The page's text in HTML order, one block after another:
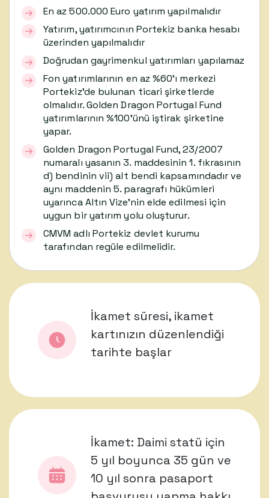
En az 500.000 Euro yatırım yapılmalıdır
Yatırım, yatırımcının Portekiz banka hesabı
üzerinden yapılmalıdır
Doğrudan gayrimenkul yatırımları yapılamaz
Fon yatırımlarının en az %60’ı merkezi
Portekiz’de bulunan ticari şirketlerde
olmalıdır. Golden Dragon Portugal Fund
yatırımlarının %100’ünü iştirak şirketine
yapar.
Golden Dragon Portugal Fund, 23/2007
numaralı yasanın 3. maddesinin 1. fıkrasının
d) bendinin vii) alt bendi kapsamındadır ve
aynı maddenin 5. paragrafı hükümleri
uyarınca Altın Vize’nin elde edilmesi için
uygun bir yatırım yolu oluşturur.
CMVM adlı Portekiz devlet kurumu
tarafından regüle edilmelidir.
İkamet süresi, ikamet
kartınızın düzenlendiği
tarihte başlar
İkamet: Daimi statü için
5 yıl boyunca 35 gün ve
10 yıl sonra pasaport